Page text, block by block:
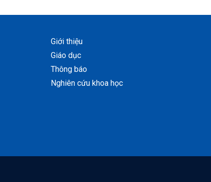
Giới thiệu
Giáo dục
Thông báo
Nghiên cứu khoa học